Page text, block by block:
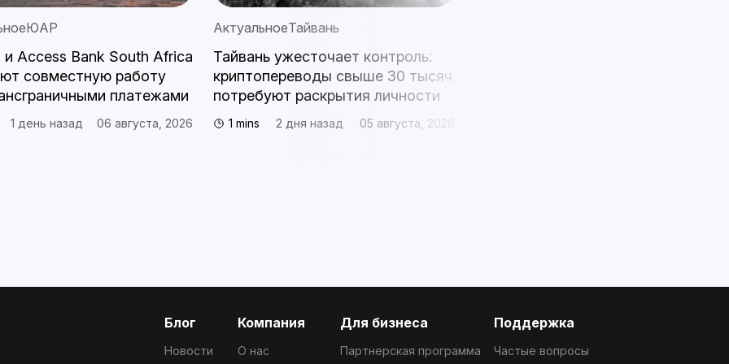
ЮАР
и Access Bank South Africa
совместную работу
платежами
1 день назад 06 августа, 2026
АктуальноеТайвань
Тайвань ужесточает контроль:
криптопереводы свыше 30 тысяч
потребуют раскрытия личности
1 mins 2 дня назад 05 августа, 2026
Блог
Новости
Компания
О нас
Для бизнеса
Партнерская программа
Поддержка
Частые вопросы